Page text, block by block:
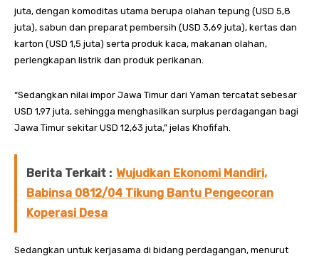
juta, dengan komoditas utama berupa olahan tepung (USD 5,8
juta), sabun dan preparat pembersih (USD 3,69 juta), kertas dan
karton (USD 1,5 juta) serta produk kaca, makanan olahan,
perlengkapan listrik dan produk perikanan.
“Sedangkan nilai impor Jawa Timur dari Yaman tercatat sebesar
USD 1,97 juta, sehingga menghasilkan surplus perdagangan bagi
Jawa Timur sekitar USD 12,63 juta,” jelas Khofifah.
Berita Terkait : Wujudkan Ekonomi Mandiri,
Babinsa 0812/04 Tikung Bantu Pengecoran
Koperasi Desa
Sedangkan untuk kerjasama di bidang perdagangan, menurut